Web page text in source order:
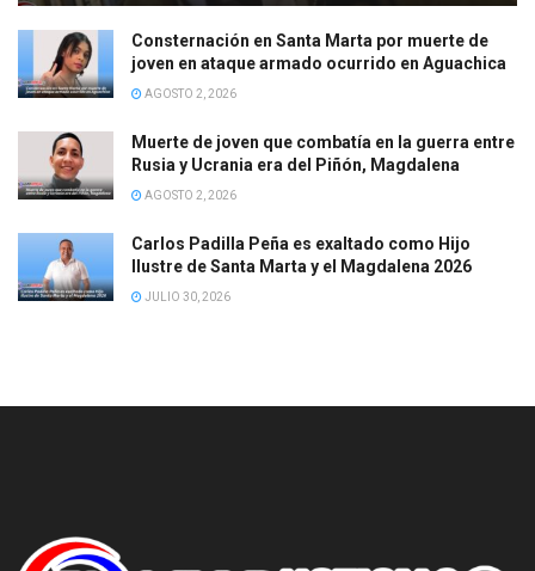
Consternación en Santa Marta por muerte de
joven en ataque armado ocurrido en Aguachica
AGOSTO 2, 2026
Muerte de joven que combatía en la guerra entre
Rusia y Ucrania era del Piñón, Magdalena
AGOSTO 2, 2026
Carlos Padilla Peña es exaltado como Hijo
Ilustre de Santa Marta y el Magdalena 2026
JULIO 30, 2026